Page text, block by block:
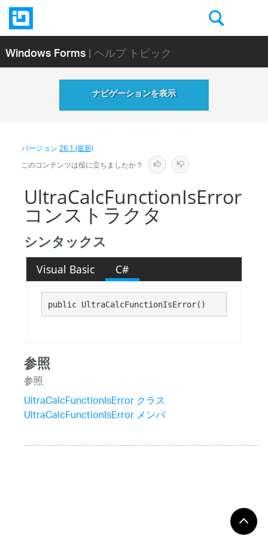
Windows Forms| ヘルプ トピック
ナビゲーションを表示
バージョン26.1 (最新)
このコンテンツは役に立ちましたか？
UltraCalcFunctionIsError
コンストラクタ
シンタックス
Visual Basic C#
public UltraCalcFunctionIsError()
参照
参照
UltraCalcFunctionIsError クラス
UltraCalcFunctionIsError メンバ